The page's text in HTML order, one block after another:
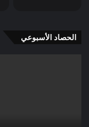
الحصاد الأسبوعي